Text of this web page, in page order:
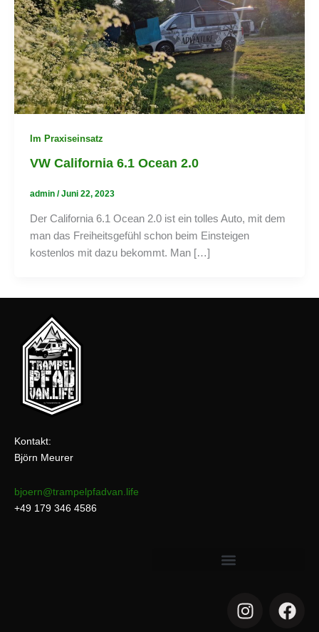
Im Praxiseinsatz
VW California 6.1 Ocean 2.0
admin /Juni 22, 2023
Der California 6.1 Ocean 2.0 ist ein tolles Auto, mit dem
man das Freiheitsgefühl schon beim Einsteigen
kostenlos mit dazu bekommt. Man […]
Kontakt:
Björn Meurer
bjoern@trampelpfadvan.life
+49 179 346 4586
I
n
F
a